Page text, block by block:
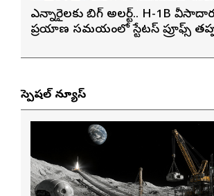
ఎన్నారైలకు బిగ్ అలర్ట్.. H-1B
ప్రయాణ సమయంలో స్టేటస్ ప్రూఫ్స్
స్పెషల్ న్యూస్